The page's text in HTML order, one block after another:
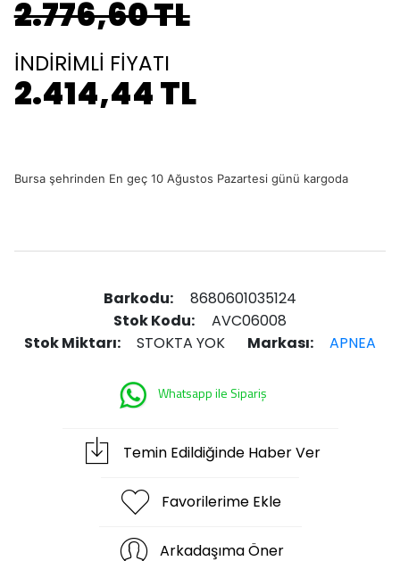
2.776,60 TL
İNDİRİMLİ FİYATI
2.414,44 TL
Bursa şehrinden En geç 10 Ağustos Pazartesi günü kargoda
Barkodu:
8680601035124
Stok Kodu:
AVC06008
Stok Miktarı:
STOKTA YOK Markası: APNEA
Whatsapp ile Sipariş
Temin Edildiğinde Haber Ver
Favorilerime Ekle
Arkadaşıma Öner